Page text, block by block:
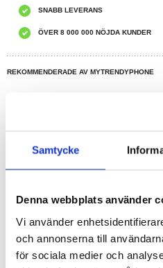
Samtycke
Denna webbplats använder
Vi använder
och annonserna till
för sociala medier och
SNABB LEVERANS
ÖVER 8 000 000 NÖJDA KUNDER
REKOMMENDERADE AV MYTRENDYPHONE
Plånboksfodral till Samsung Galaxy
dina viktiga kort och lite kontanter. I detta
förvandlas fodralet till ett praktiskt
eller handsfree visning.
Egenskaper:
- Ett väldigt användbart skyddsfodral för
- Med 3 kortplatser och ett fack för